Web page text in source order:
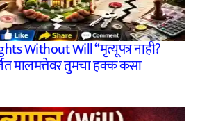
Without Will “मृत्यूपत्र नाही?
मालमत्तेवर तुमचा हक्क कसा